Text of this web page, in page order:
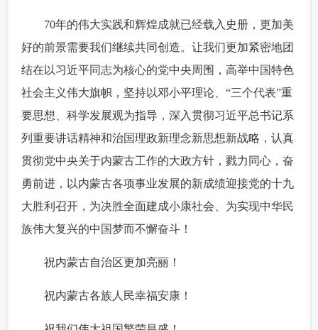
70年的伟大实践和辉煌成就已经载入史册，更加美
好的前景需要我们继续共同创造。让我们更加紧密地团
结在以习近平同志为核心的党中央周围，高举中国特色
社会主义伟大旗帜，坚持以邓小平理论、“三个代表”重
要思想、科学发展观为指导，深入贯彻习近平总书记系
列重要讲话精神和治国理政新理念新思想新战略，认真
贯彻党中央关于内蒙古工作的大政方针，戮力同心，奋
勇前进，以内蒙古各项事业发展的新成绩迎接党的十九
大胜利召开，为决胜全面建成小康社会、为实现中华民
族伟大复兴的中国梦而不懈奋斗！
祝内蒙古自治区更加亮丽！
祝内蒙古各族人民幸福安康！